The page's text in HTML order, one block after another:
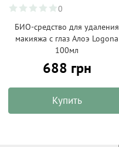
0
БИО-средство для удаления
макияжа с глаз Алоэ Logona
100мл
688 грн
Купить